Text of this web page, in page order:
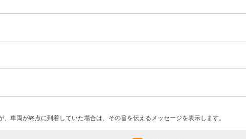
車両が終点に到着していた場合は、その旨を伝えるメッセージを表示します。